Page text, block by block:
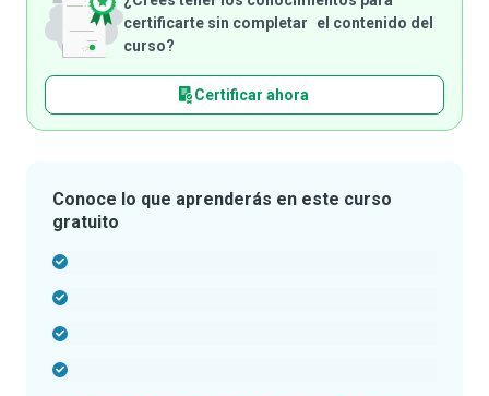
certificarte sin completar el contenido del
curso?
Certificar ahora
Conoce lo que aprenderás en este curso
gratuito